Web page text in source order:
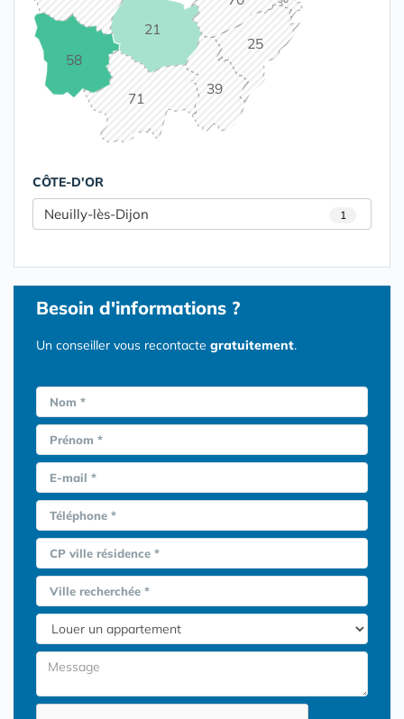
21
25
39
58
71
CÔTE-D'OR
Neuilly-lès-Dijon 1
Besoin d'informations ?
Un conseiller vous recontacte gratuitement.
Nom *
Prénom *
E-mail *
Téléphone *
CP ville résidence *
Ville recherchée *